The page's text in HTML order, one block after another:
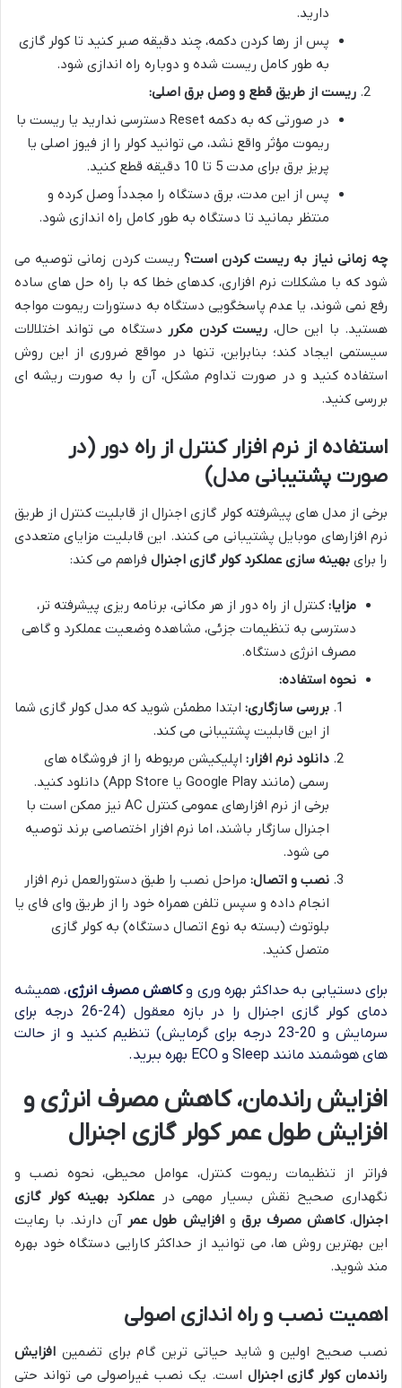
دارید.
پس از رها کردن دکمه، چند دقیقه صبر کنید تا کولر گازی
به طور کامل ریست شده و دوباره راه اندازی شود.
ریست از طریق قطع و وصل برق اصلی:
در صورتی که به دکمه Reset دسترسی ندارید یا ریست با
ریموت مؤثر واقع نشد، می توانید کولر را از فیوز اصلی یا
پریز برق برای مدت 5 تا 10 دقیقه قطع کنید.
پس از این مدت، برق دستگاه را مجدداً وصل کرده و
منتظر بمانید تا دستگاه به طور کامل راه اندازی شود.
چه زمانی نیاز به ریست کردن است؟ ریست کردن زمانی توصیه می
شود که با مشکلات نرم افزاری، کدهای خطا که با راه حل های ساده
رفع نمی شوند، یا عدم پاسخگویی دستگاه به دستورات ریموت مواجه
هستید. با این حال، ریست کردن مکرر دستگاه می تواند اختلالات
سیستمی ایجاد کند؛ بنابراین، تنها در مواقع ضروری از این روش
استفاده کنید و در صورت تداوم مشکل، آن را به صورت ریشه ای
بررسی کنید.
استفاده از نرم افزار کنترل از راه دور (در
صورت پشتیبانی مدل)
برخی از مدل های پیشرفته کولر گازی اجنرال از قابلیت کنترل از طریق
نرم افزارهای موبایل پشتیبانی می کنند. این قابلیت مزایای متعددی
را برای بهینه سازی عملکرد کولر گازی اجنرال فراهم می کند:
مزایا: کنترل از راه دور از هر مکانی، برنامه ریزی پیشرفته تر،
دسترسی به تنظیمات جزئی، مشاهده وضعیت عملکرد و گاهی
مصرف انرژی دستگاه.
نحوه استفاده:
بررسی سازگاری: ابتدا مطمئن شوید که مدل کولر گازی شما
از این قابلیت پشتیبانی می کند.
دانلود نرم افزار: اپلیکیشن مربوطه را از فروشگاه های
رسمی (مانند Google Play یا App Store) دانلود کنید.
برخی از نرم افزارهای عمومی کنترل AC نیز ممکن است با
اجنرال سازگار باشند، اما نرم افزار اختصاصی برند توصیه
می شود.
نصب و اتصال: مراحل نصب را طبق دستورالعمل نرم افزار
انجام داده و سپس تلفن همراه خود را از طریق وای فای یا
بلوتوث (بسته به نوع اتصال دستگاه) به کولر گازی
متصل کنید.
برای دستیابی به حداکثر بهره وری وکاهش مصرف انرژی، همیشه
دمای کولر گازی اجنرال را در بازه معقول (24-26 درجه برای
سرمایش و 20-23 درجه برای گرمایش) تنظیم کنید و از حالت
های هوشمند مانند Sleep و ECO بهره ببرید.
افزایش راندمان، کاهش مصرف انرژی و
افزایش طول عمر کولر گازی اجنرال
فراتر از تنظیمات ریموت کنترل، عوامل محیطی، نحوه نصب و
نگهداری صحیح نقش بسیار مهمی در عملکرد بهینه کولر گازی
اجنرال،کاهش مصرف برق وافزایش طول عمر آن دارند. با رعایت
این بهترین روش ها، می توانید از حداکثر کارایی دستگاه خود بهره
مند شوید.
اهمیت نصب و راه اندازی اصولی
نصب صحیح اولین و شاید حیاتی ترین گام برای تضمین افزایش
راندمان کولر گازی اجنرال است. یک نصب غیراصولی می تواند حتی